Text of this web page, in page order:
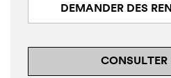
DEMANDER DES